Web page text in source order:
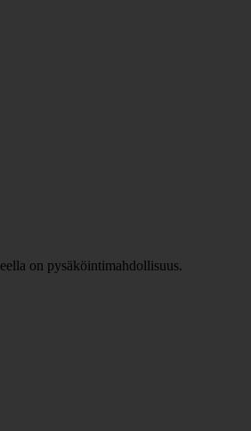
on pysäköintimahdollisuus.